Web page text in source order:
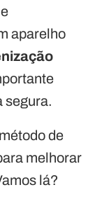
aparelho
segura.
de
melhorar
lá?